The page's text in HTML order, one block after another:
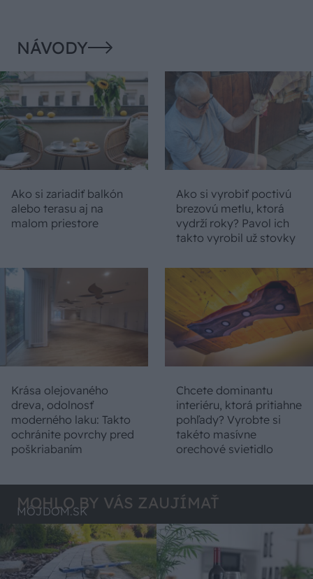
NÁVODY
Ako si zariadiť balkón
alebo terasu aj na
malom priestore
Ako si vyrobiť poctivú
brezovú metlu, ktorá
vydrží roky? Pavol ich
takto vyrobil už stovky
Krása olejovaného
dreva, odolnosť
moderného laku: Takto
ochránite povrchy pred
poškriabaním
Chcete dominantu
interiéru, ktorá pritiahne
pohľady? Vyrobte si
takéto masívne
orechové svietidlo
MOHLO BY VÁS ZAUJÍMAŤ
MÔJDOM.SK